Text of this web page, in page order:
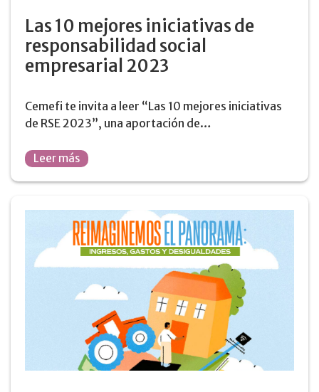
Las 10 mejores iniciativas de
responsabilidad social
empresarial 2023
Cemefi te invita a leer “Las 10 mejores iniciativas
de RSE 2023”, una aportación de…
Leer más